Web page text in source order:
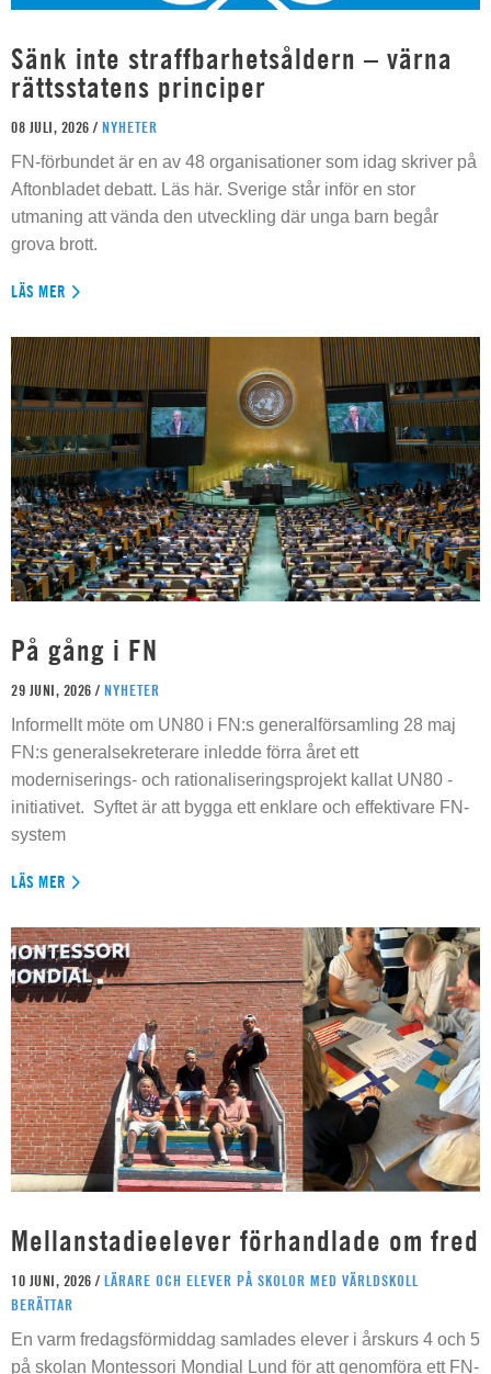
Sänk inte straffbarhetsåldern – värna
rättsstatens principer
08 JULI, 2026 / NYHETER
FN-förbundet är en av 48 organisationer som idag skriver på
Aftonbladet debatt. Läs här. Sverige står inför en stor
utmaning att vända den utveckling där unga barn begår
grova brott.
LÄS MER
På gång i FN
29 JUNI, 2026 / NYHETER
Informellt möte om UN80 i FN:s generalförsamling 28 maj
FN:s generalsekreterare inledde förra året ett
moderniserings- och rationaliseringsprojekt kallat UN80 -
initiativet. Syftet är att bygga ett enklare och effektivare FN-
system
LÄS MER
Mellanstadieelever förhandlade om fred
10 JUNI, 2026 / LÄRARE OCH ELEVER PÅ SKOLOR MED VÄRLDSKOLL
BERÄTTAR
En varm fredagsförmiddag samlades elever i årskurs 4 och 5
på skolan Montessori Mondial Lund för att genomföra ett FN-